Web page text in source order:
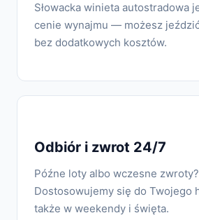
Słowacka winieta autostradowa
cenie wynajmu — możesz
bez dodatkowych kosztów.
Odbiór i zwrot 24/7
Późne loty albo wczesne zwroty?
Dostosowujemy się do Twojego
także w weekendy i święta.